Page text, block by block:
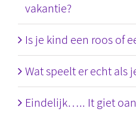
vakantie?
Is je kind een roos of
Wat speelt er echt als
Eindelijk….. It giet oan